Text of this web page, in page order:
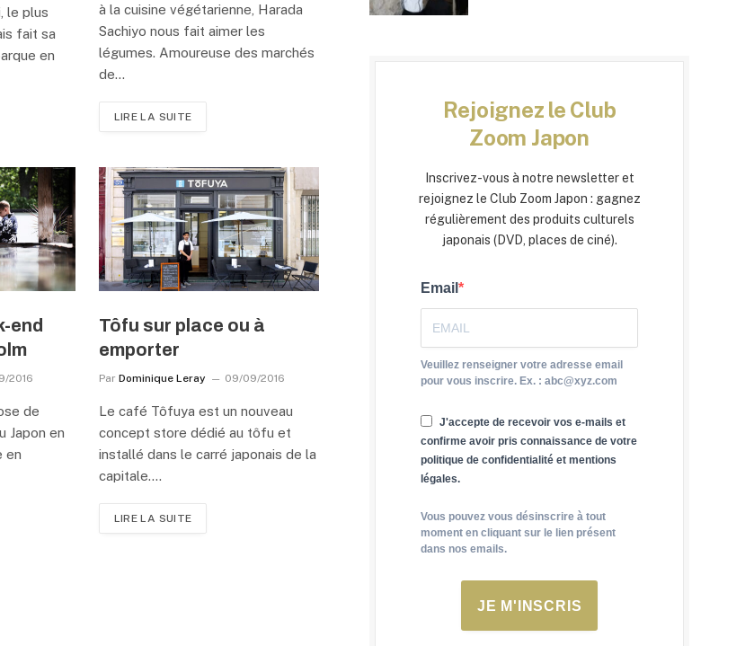
le plus
fait sa
en
à la cuisine végétarienne, Harada
Sachiyo nous fait aimer les
légumes. Amoureuse des marchés
de…
LIRE LA SUITE
end
2016
de
Japon en
en
Tôfu sur place ou à
emporter
Par Dominique Leray 09/09/2016
Le café Tôfuya est un nouveau
concept store dédié au tôfu et
installé dans le carré japonais de la
capitale.…
LIRE LA SUITE
Rejoignez le Club
Zoom Japon
Inscrivez-vous à notre newsletter et
rejoignez le Club Zoom Japon : gagnez
régulièrement des produits culturels
japonais (DVD, places de ciné).
Email
Veuillez renseigner votre adresse email
pour vous inscrire. Ex. : abc@xyz.com
J'accepte de recevoir vos e-mails et
confirme avoir pris connaissance de votre
politique de confidentialité et mentions
légales.
Vous pouvez vous désinscrire à tout
moment en cliquant sur le lien présent
dans nos emails.
JE M'INSCRIS